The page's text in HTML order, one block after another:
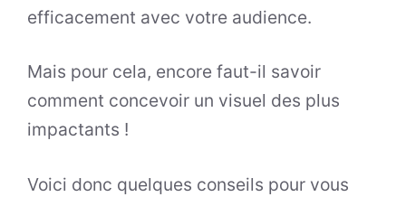
efficacement avec votre audience.
Mais pour cela, encore faut-il savoir
comment concevoir un visuel des plus
impactants !
Voici donc quelques conseils pour vous